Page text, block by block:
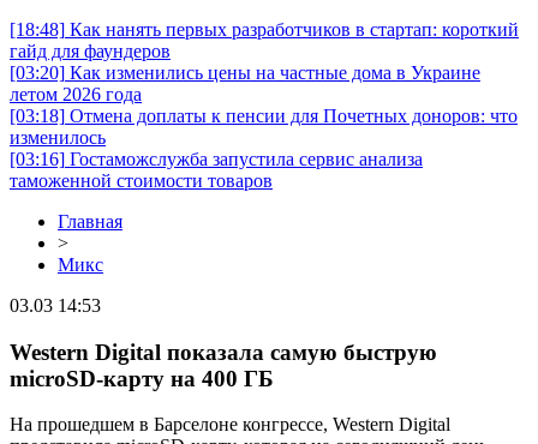
[18:48] Как нанять первых разработчиков в стартап: короткий
гайд для фаундеров
[03:20] Как изменились цены на частные дома в Украине
летом 2026 года
[03:18] Отмена доплаты к пенсии для Почетных доноров: что
изменилось
[03:16] Гостаможслужба запустила сервис анализа
таможенной стоимости товаров
Главная
>
Микс
03.03 14:53
Western Digital показала самую быструю
microSD-карту на 400 ГБ
На прошедшем в Барселоне конгрессе, Western Digital